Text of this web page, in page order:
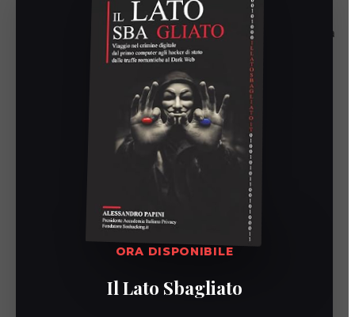
ORA DISPONIBILE
Il Lato Sbagliato
Se ti riconosci in almeno uno di questi punti, il tuo e-commerce sta
lasciando soldi sul tavolo. Affidarsi solo alle schede prodotto
statiche rallenta le tue vendite e avvantaggia i concorrenti che
rispondono in tempo reale.
Acconsentobot.click
chiarisce i dubbi dei tuoi
clienti velocizzando le
vendite
distante il tuo negozio, ma renderlo efficiente nel momento del